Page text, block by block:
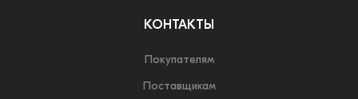
КОНТАКТЫ
Покупателям
Поставщикам